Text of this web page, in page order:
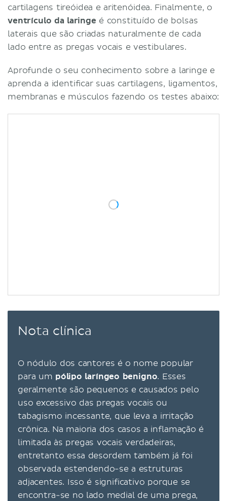
cartilagens tireóidea e aritenóidea. Finalmente, o
ventrículo da laringe é constituído de bolsas
laterais que são criadas naturalmente de cada
lado entre as pregas vocais e vestibulares.
Aprofunde o seu conhecimento sobre a laringe e
aprenda a identificar suas cartilagens, ligamentos,
membranas e músculos fazendo os testes abaixo:
Nota clínica
O nódulo dos cantores é o nome popular
para um pólipo laríngeo benigno. Esses
geralmente são pequenos e causados pelo
uso excessivo das pregas vocais ou
tabagismo incessante, que leva a irritação
crônica. Na maioria dos casos a inflamação é
limitada às pregas vocais verdadeiras,
entretanto essa desordem também já foi
observada estendendo-se a estruturas
adjacentes. Isso é significativo porque se
encontra-se no lado medial de uma prega,